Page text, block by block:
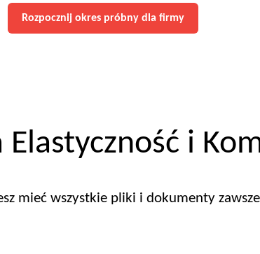
Rozpocznij okres próbny dla firmy
Elastyczność i
mieć wszystkie pliki i dokumenty